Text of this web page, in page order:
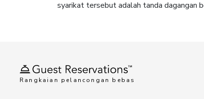
syarikat tersebut adalah tanda dagangan
Rangkaian pelancongan bebas